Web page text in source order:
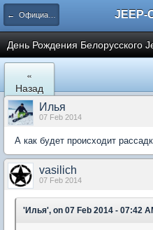
← Официальные клубные мероприятия JEEP-
День Рождения Белорусского
«
Назад
Илья
07 Feb 2014
А как будет происходит
vasilich
07 Feb 2014
'Илья', on 07 Feb 2014 - 07:42